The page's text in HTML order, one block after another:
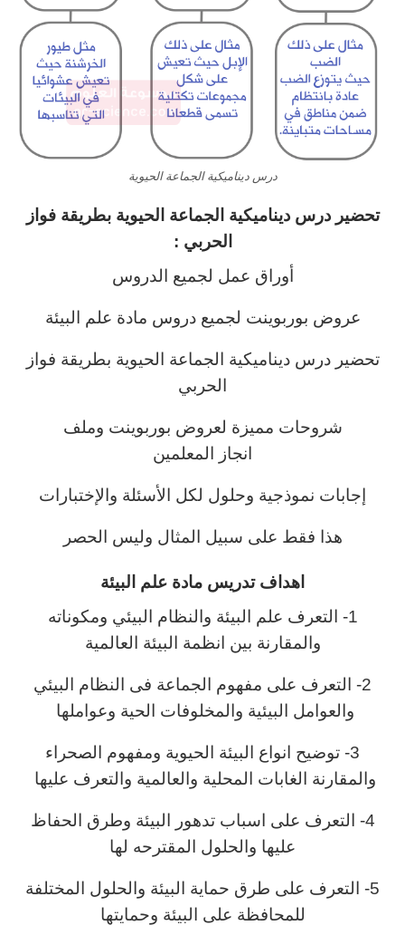
درس ديناميكية الجماعة الحيوية
تحضير درس ديناميكية الجماعة الحيويةبطريقة فواز
الحربي :
أوراق عمل لجميع الدروس
عروض بوربوينت لجميع دروس مادة علم البيئة
تحضير درس ديناميكية الجماعة الحيوية بطريقة فواز
الحربي
شروحات مميزة لعروض بوربوينت وملف
انجاز المعلمين
إجابات نموذجية وحلول لكل الأسئلة والإختبارات
هذا فقط على سبيل المثال وليس الحصر
اهداف تدريس مادة علم البيئة
1- التعرف علم البيئة والنظام البيئي ومكوناته
والمقارنة بين انظمة البيئة العالمية
2- التعرف على مفهوم الجماعة فى النظام البيئي
والعوامل البيئية والمخلوفات الحية وعواملها
3- توضيح انواع البيئة الحيوية ومفهوم الصحراء
والمقارنة الغابات المحلية والعالمية والتعرف عليها
4- التعرف على اسباب تدهور البيئة وطرق الحفاظ
عليها والحلول المقترحه لها
5- التعرف على طرق حماية البيئة والحلول المختلفة
للمحافظة على البيئة وحمايتها